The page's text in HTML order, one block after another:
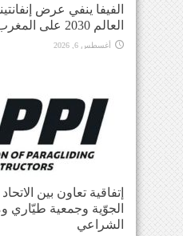
الفيفا ينفي عرض
العالم 2030 على المغرب
أغسطس 6, 2026
إتفاقية تعاون بين
الجوّية وجمعية طيّاري
الشراعي